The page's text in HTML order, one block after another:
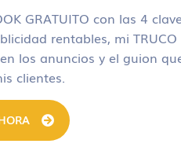
GRATUITO con las 4
rentables, mi
los anuncios y el guion
clientes.